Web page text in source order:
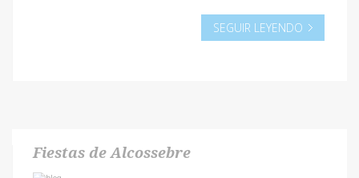
SEGUIR LEYENDO
Fiestas de Alcossebre